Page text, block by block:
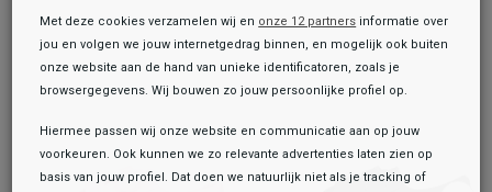
Met deze cookies verzamelen wij en onze 12 partners informatie over
jou en volgen we jouw internetgedrag binnen, en mogelijk ook buiten
onze website aan de hand van unieke identificatoren, zoals je
browsergegevens. Wij bouwen zo jouw persoonlijke profiel op.
Hiermee passen wij onze website en communicatie aan op jouw
voorkeuren. Ook kunnen we zo relevante advertenties laten zien op
basis van jouw profiel. Dat doen we natuurlijk niet als je tracking of